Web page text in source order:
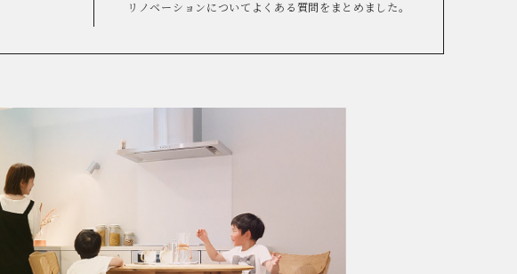
リノベーションについてよくある質問をまとめました。